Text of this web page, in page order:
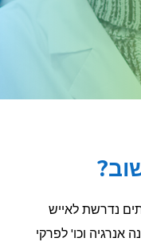
נדרשת לאייש
אנרגיה וכו' לפרקי